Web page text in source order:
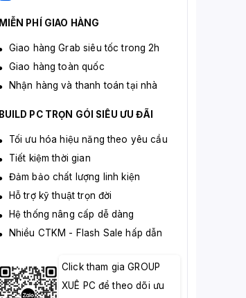
MIỄN PHÍ GIAO HÀNG
Giao hàng Grab siêu tốc trong 2h
Giao hàng toàn quốc
Nhận hàng và thanh toán tại nhà
BUILD PC TRỌN GÓI SIÊU ƯU ĐÃI
Tối ưu hóa hiệu năng theo yêu cầu
Tiết kiệm thời gian
Đảm bảo chất lượng linh kiện
Hỗ trợ kỹ thuật trọn đời
Hệ thống nâng cấp dễ dàng
Nhiều CTKM - Flash Sale hấp dẫn
Click tham gia GROUP
XUÊ PC để theo dõi ưu